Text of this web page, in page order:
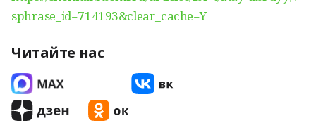
sphrase_id=714193&clear_cache=Y
Читайте нас